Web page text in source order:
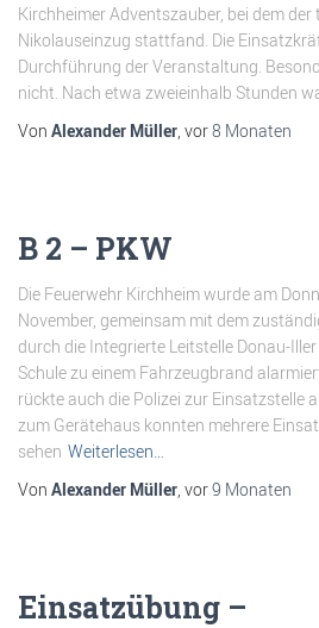
Kirchheimer Adventszauber, bei dem
Nikolauseinzug stattfand. Die
Durchführung der Veranstaltung.
nicht. Nach etwa zweieinhalb Stunden
Von Alexander Müller, vor8 Monaten
B 2 – PKW
Die Feuerwehr Kirchheim wurde am
November, gemeinsam mit dem
durch die Integrierte Leitstelle Donau-
Schule zu einem Fahrzeugbrand
rückte auch die Polizei zur Einsatzstelle
zum Gerätehaus konnten mehrere
sehen Weiterlesen…
Von Alexander Müller, vor9 Monaten
Einsatzübung –